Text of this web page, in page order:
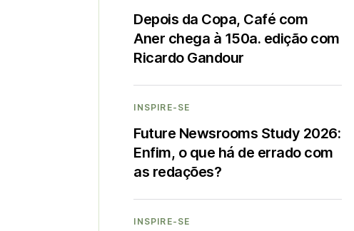
Depois da Copa, Café com
Aner chega à 150a. edição com
Ricardo Gandour
INSPIRE-SE
Future Newsrooms Study 2026:
Enfim, o que há de errado com
as redações?
INSPIRE-SE